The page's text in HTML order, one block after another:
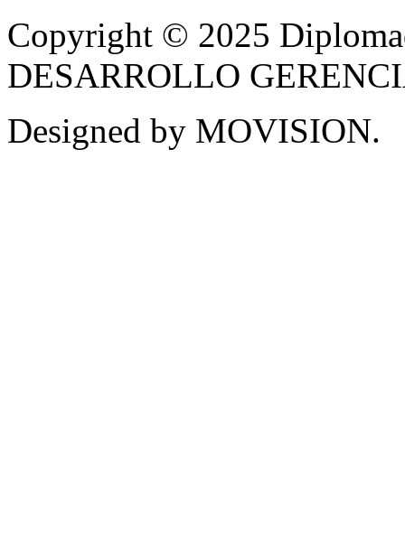
Copyright © 2025
DESARROLLO
Designed by MOVISION.